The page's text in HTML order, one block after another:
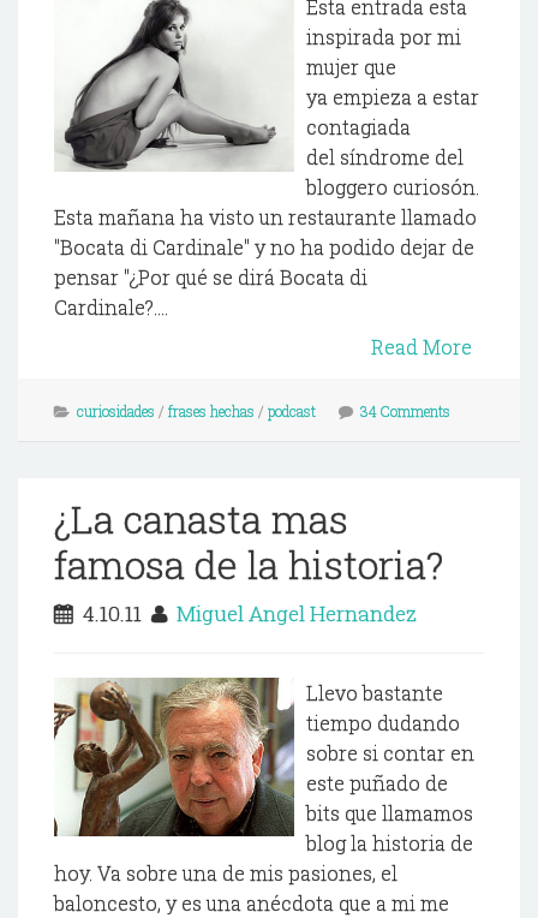
Esta entrada esta
inspirada por mi
mujer que
ya empieza a estar
contagiada
del síndrome del
bloggero curiosón.
Esta mañana ha visto un restaurante llamado
"Bocata di Cardinale" y no ha podido dejar de
pensar "¿Por qué se dirá Bocata di
Cardinale?....
Read More
curiosidades / frases hechas / podcast 34 Comments
¿La canasta mas
famosa de la historia?
4.10.11 Miguel Angel Hernandez
Llevo bastante
tiempo dudando
sobre si contar en
este puñado de
bits que llamamos
blog la historia de
hoy. Va sobre una de mis pasiones, el
baloncesto, y es una anécdota que a mi me